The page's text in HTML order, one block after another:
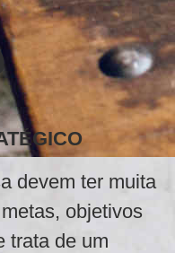
devem ter muita
objetivos
trata de um